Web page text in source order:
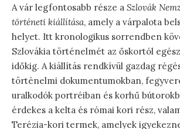
A vár legfontosabb része a Szlovák
történeti kiállítása, amely a várpalota
helyet. Itt kronologikus sorrendben
Szlovákia történelmét az őskortól
időkig. A kiállítás rendkívül gazdag
történelmi dokumentumokban,
uralkodók portréiban és korhű
érdekes a kelta és római kori rész,
Terézia-kori termek, amelyek